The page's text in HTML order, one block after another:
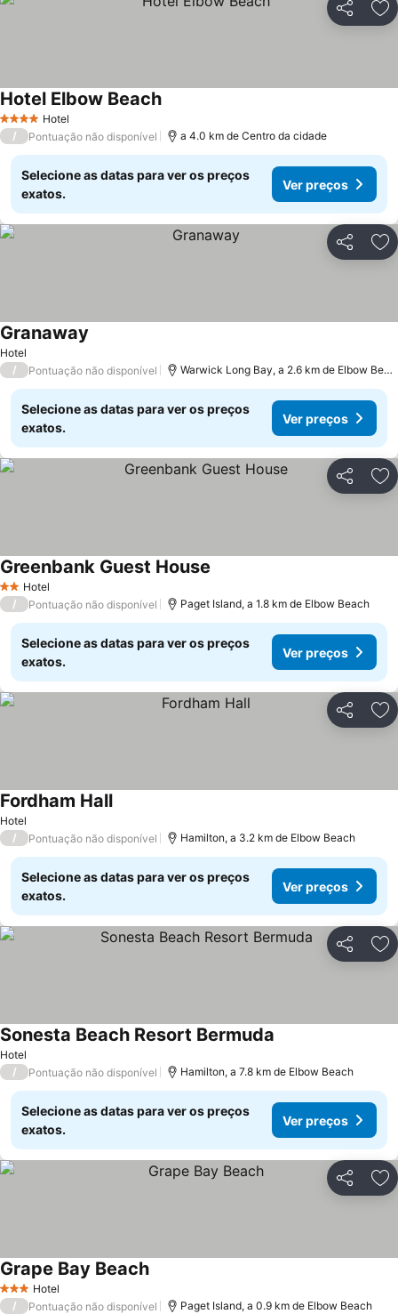
Partilhar
4 EstrelasHotel
Hotel Elbow Beach
/ Pontuação não disponível a 4.0 km de Centro da cidade
Selecione as datas para ver os preços
exatos.
Ver preços
Partilhar
Hotel
Granaway
/ Pontuação não disponível Warwick Long Bay, a 2.6 km de Elbow Beach
Selecione as datas para ver os preços
exatos.
Ver preços
Partilhar
2 Estrelas
Hotel
Greenbank Guest House
/ Pontuação não disponível Paget Island, a 1.8 km de Elbow Beach
Selecione as datas para ver os preços
exatos.
Ver preços
Partilhar
Hotel
Fordham Hall
/ Pontuação não disponível Hamilton, a 3.2 km de Elbow Beach
Selecione as datas para ver os preços
exatos.
Ver preços
Partilhar
Hotel
Sonesta Beach Resort Bermuda
/ Pontuação não disponível Hamilton, a 7.8 km de Elbow Beach
Selecione as datas para ver os preços
exatos.
Ver preços
Partilhar
3 EstrelasHotel
Grape Bay Beach
/ Pontuação não disponível Paget Island, a 0.9 km de Elbow Beach